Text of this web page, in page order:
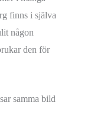
finns i själva
någon
den för